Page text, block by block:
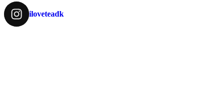
iloveteadk